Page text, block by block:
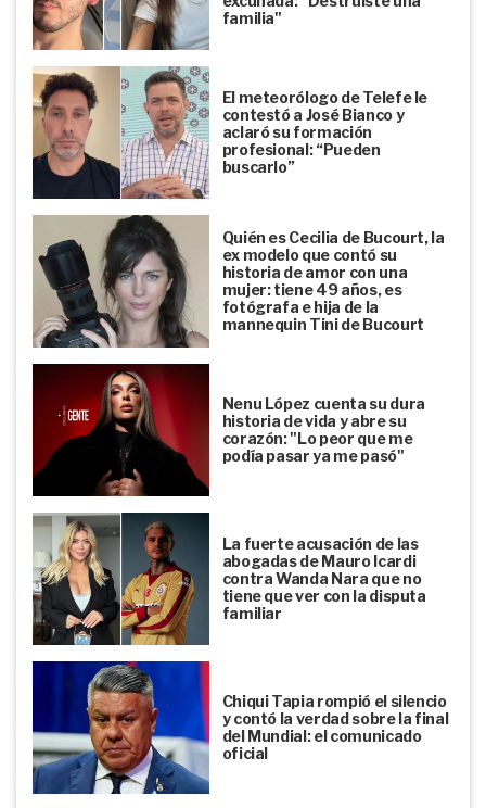
familia"
El meteorólogo de Telefe le
contestó a José Bianco y
aclaró su formación
profesional: “Pueden
buscarlo”
Quién es Cecilia de Bucourt, la
ex modelo que contó su
historia de amor con una
mujer: tiene 49 años, es
fotógrafa e hija de la
mannequin Tini de Bucourt
Nenu López cuenta su dura
historia de vida y abre su
corazón: "Lo peor que me
podía pasar ya me pasó"
La fuerte acusación de las
abogadas de Mauro Icardi
contra Wanda Nara que no
tiene que ver con la disputa
familiar
Chiqui Tapia rompió el silencio
y contó la verdad sobre la final
del Mundial: el comunicado
oficial